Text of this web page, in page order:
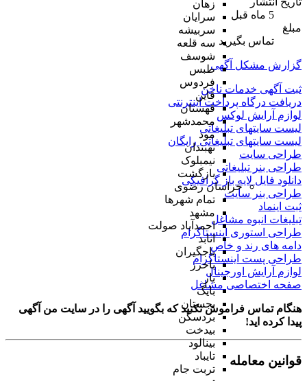
زهان
سرایان
سربیشه
سه قلعه
شوسف
طبس
فردوس
قاین
قهستان
محمدشهر
مود
نهبندان
نیمبلوک
بازگشت
خراسان رضوی
تمام شهر‌ها
مشهد
احمدآباد صولت
انابد
باجگیران
باخرز
بار
بایگ
بجستان
بردسکن
بیدخت
بینالود
تایباد
تربت جام
5 ماه قبل
مبلغ
تماس بگیرید
گزارش مشکل آگهی
ثبت آگهی خدمات ناخن
دریافت درگاه پرداخت اینترنتی
لوازم آرایش لوکس
لیست سایتهای تبلیغاتی
لیست سایتهای تبلیغاتی رایگان
طراحی سایت
طراحی بنر تبلیغاتی
دانلود فایل لایه باز گرافیکی
طراحی بنر سایت
ثبت اینماد
تبلیغات انبوه مشاغل
طراحی استوری اینستاگرام
دامه های رند و خاص
طراحی پست اینستاگرام
لوازم آرایش اورجینال
صفحه اختصاصی مشاغل
هنگام تماس فراموش نکنید که بگویید آگهی را در سایت من آگهی
پیدا کرده اید!
قوانین معامله